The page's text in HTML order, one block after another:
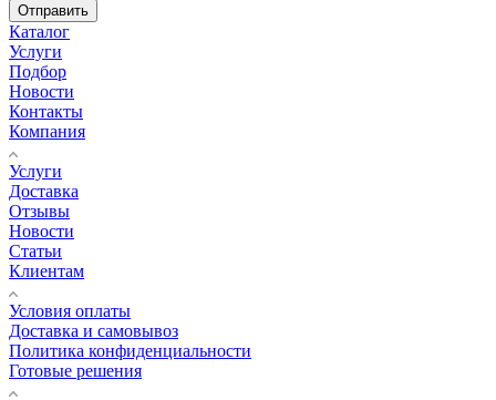
Отправить
Каталог
Услуги
Подбор
Новости
Контакты
Компания
Услуги
Доставка
Отзывы
Новости
Статьи
Клиентам
Условия оплаты
Доставка и самовывоз
Политика конфиденциальности
Готовые решения